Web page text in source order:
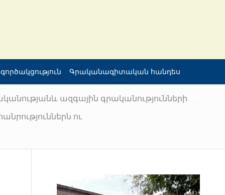
Գրականագիտական հանդես
ազգային գրականությունների
ու